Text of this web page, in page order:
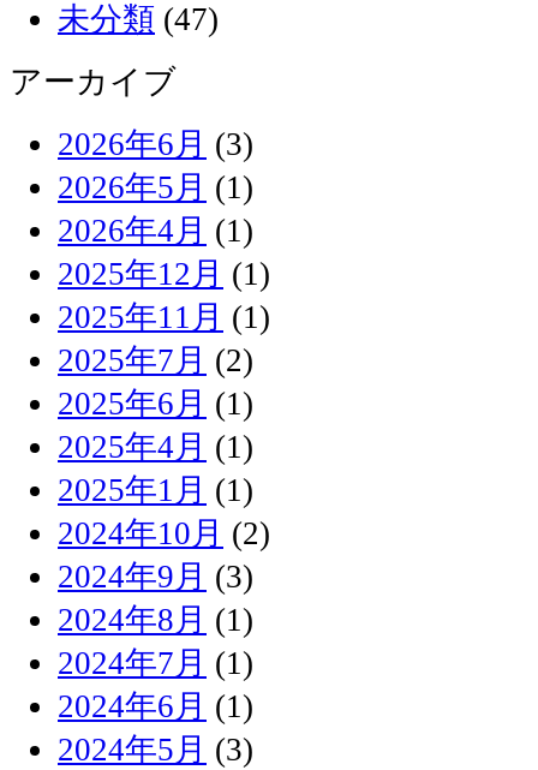
未分類 (47)
アーカイブ
2026年6月 (3)
2026年5月 (1)
2026年4月 (1)
2025年12月 (1)
2025年11月 (1)
2025年7月 (2)
2025年6月 (1)
2025年4月 (1)
2025年1月 (1)
2024年10月 (2)
2024年9月 (3)
2024年8月 (1)
2024年7月 (1)
2024年6月 (1)
2024年5月 (3)